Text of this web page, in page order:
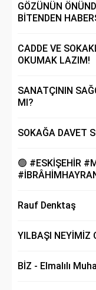
GÖZÜNÜN
BİTENDEN
CADDE VE
OKUMAK LAZIM!
SANATÇININ
MI?
SOKAĞA DAVET
🟢 #ESKİŞEHİR
Rauf Denktaş
YILBAŞI NEYİMİZ
BİZ - Elmalılı